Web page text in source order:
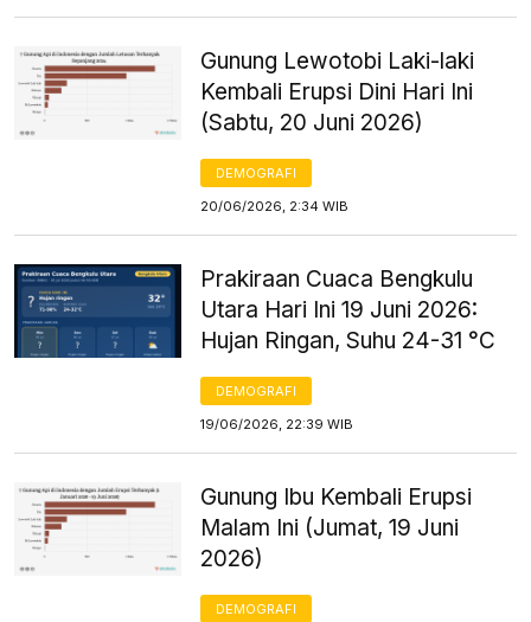
Gunung Lewotobi Laki-laki
Kembali Erupsi Dini Hari Ini
(Sabtu, 20 Juni 2026)
DEMOGRAFI
20/06/2026, 2:34 WIB
Prakiraan Cuaca Bengkulu
Utara Hari Ini 19 Juni 2026:
Hujan Ringan, Suhu 24-31 °C
DEMOGRAFI
19/06/2026, 22:39 WIB
Gunung Ibu Kembali Erupsi
Malam Ini (Jumat, 19 Juni
2026)
DEMOGRAFI